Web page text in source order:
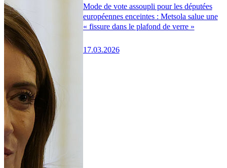
Mode de vote assoupli pour les députées
européennes enceintes : Metsola salue une
« fissure dans le plafond de verre »
17.03.2026